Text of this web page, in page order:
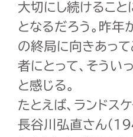
大切にし続けること
となるだろう。昨年
の終局に向きあって
者にとって、そうい
と感じる。
たとえば、ランドス
長谷川弘直さん（